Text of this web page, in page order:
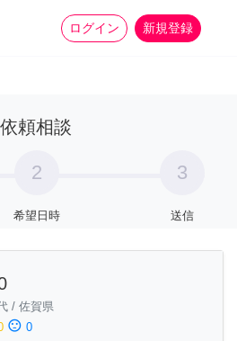
ログイン 新規登録
家事 more_horiz
依頼相談
2
希望日時
3
送信
/ 佐賀県
sentiment_dissatisfied 0